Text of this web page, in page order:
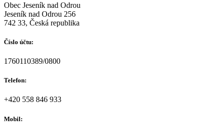
Obec Jeseník nad Odrou
Jeseník nad Odrou 256
742 33, Česká republika
Číslo účtu:
1760110389/0800
Telefon:
+420 558 846 933
Mobil: